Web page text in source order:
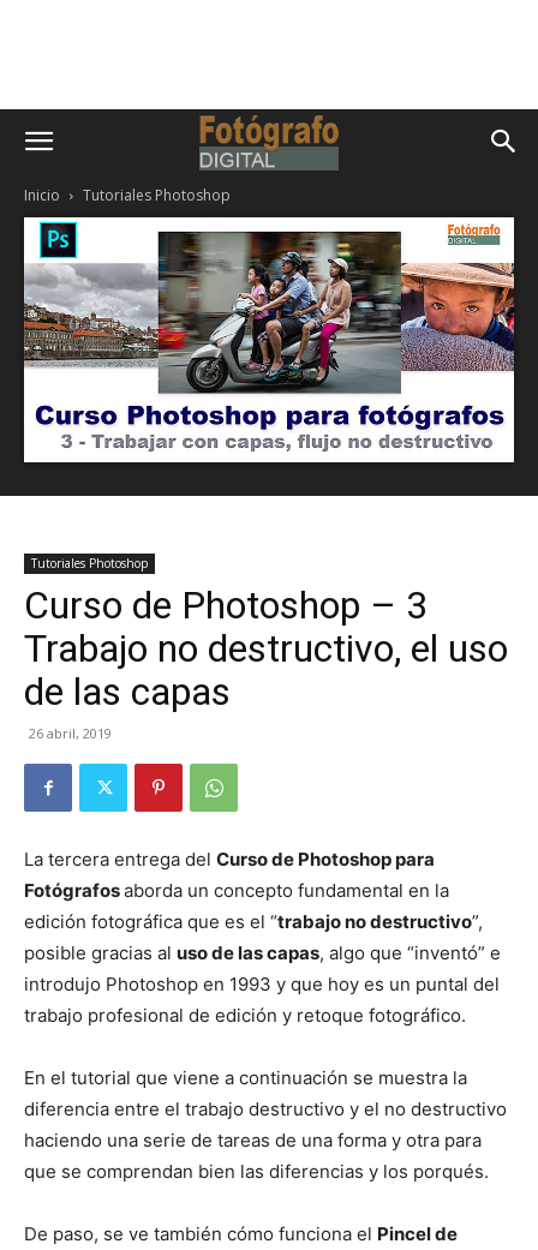
Inicio Tutoriales Photoshop
Tutoriales Photoshop
Curso de Photoshop – 3
Trabajo no destructivo, el uso
de las capas
26 abril, 2019
La tercera entrega del Curso de Photoshop para
Fotógrafosaborda un concepto fundamental en la
edición fotográfica que es el “trabajo no destructivo”,
posible gracias al uso de las capas, algo que “inventó” e
introdujo Photoshop en 1993 y que hoy es un puntal del
trabajo profesional de edición y retoque fotográfico.
En el tutorial que viene a continuación se muestra la
diferencia entre el trabajo destructivo y el no destructivo
haciendo una serie de tareas de una forma y otra para
que se comprendan bien las diferencias y los porqués.
De paso, se ve también cómo funciona el Pincel de